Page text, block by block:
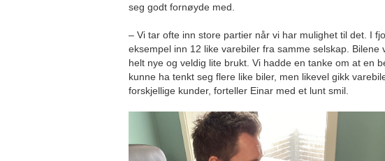
seg godt fornøyde med.
– Vi tar ofte inn store partier når vi har mulighet til det. I
eksempel inn 12 like varebiler fra samme selskap. Bilene
helt nye og veldig lite brukt. Vi hadde en tanke om at en
kunne ha tenkt seg flere like biler, men likevel gikk
forskjellige kunder, forteller Einar med et lunt smil.